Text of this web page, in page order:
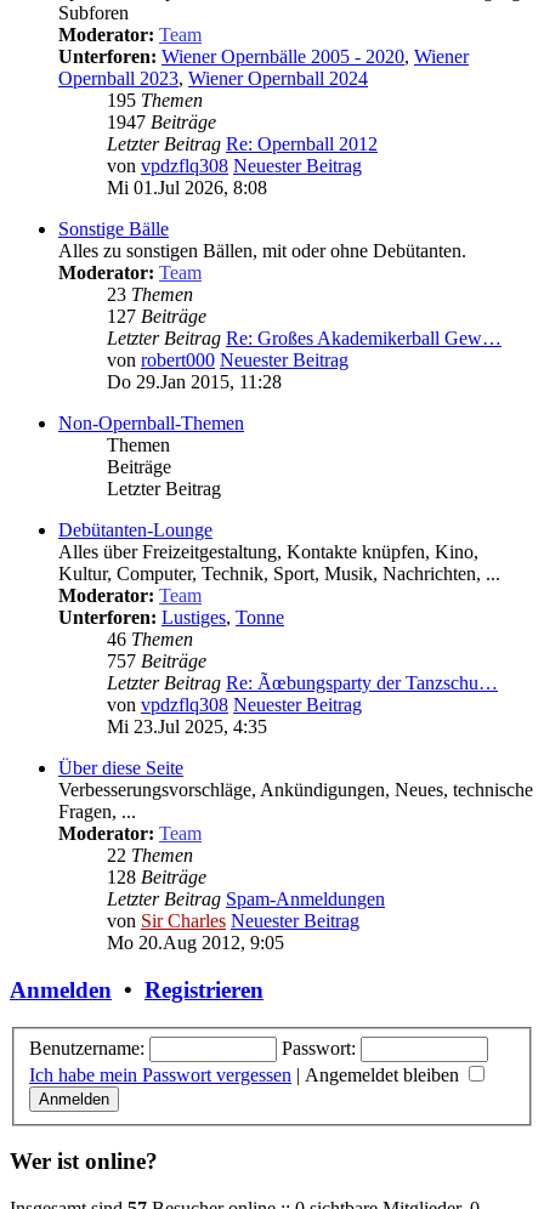
Subforen
Moderator: Team
Unterforen: Wiener Opernbälle 2005 - 2020, Wiener
Opernball 2023, Wiener Opernball 2024
195 Themen
1947 Beiträge
Letzter Beitrag Re: Opernball 2012
von vpdzflq308 Neuester Beitrag
Mi 01.Jul 2026, 8:08
Sonstige Bälle
Alles zu sonstigen Bällen, mit oder ohne Debütanten.
Moderator: Team
23 Themen
127 Beiträge
Letzter Beitrag Re: Großes Akademikerball Gew…
von robert000 Neuester Beitrag
Do 29.Jan 2015, 11:28
Non-Opernball-Themen
Themen
Beiträge
Letzter Beitrag
Debütanten-Lounge
Alles über Freizeitgestaltung, Kontakte knüpfen, Kino,
Kultur, Computer, Technik, Sport, Musik, Nachrichten, ...
Moderator: Team
Unterforen: Lustiges, Tonne
46 Themen
757 Beiträge
Letzter Beitrag Re: Ãœbungsparty der Tanzschu…
von vpdzflq308 Neuester Beitrag
Mi 23.Jul 2025, 4:35
Über diese Seite
Verbesserungsvorschläge, Ankündigungen, Neues, technische
Fragen, ...
Moderator: Team
22 Themen
128 Beiträge
Letzter Beitrag Spam-Anmeldungen
von Sir Charles Neuester Beitrag
Mo 20.Aug 2012, 9:05
Anmelden • Registrieren
Benutzername:
Passwort:
Ich habe mein Passwort vergessen | Angemeldet bleiben
Wer ist online?